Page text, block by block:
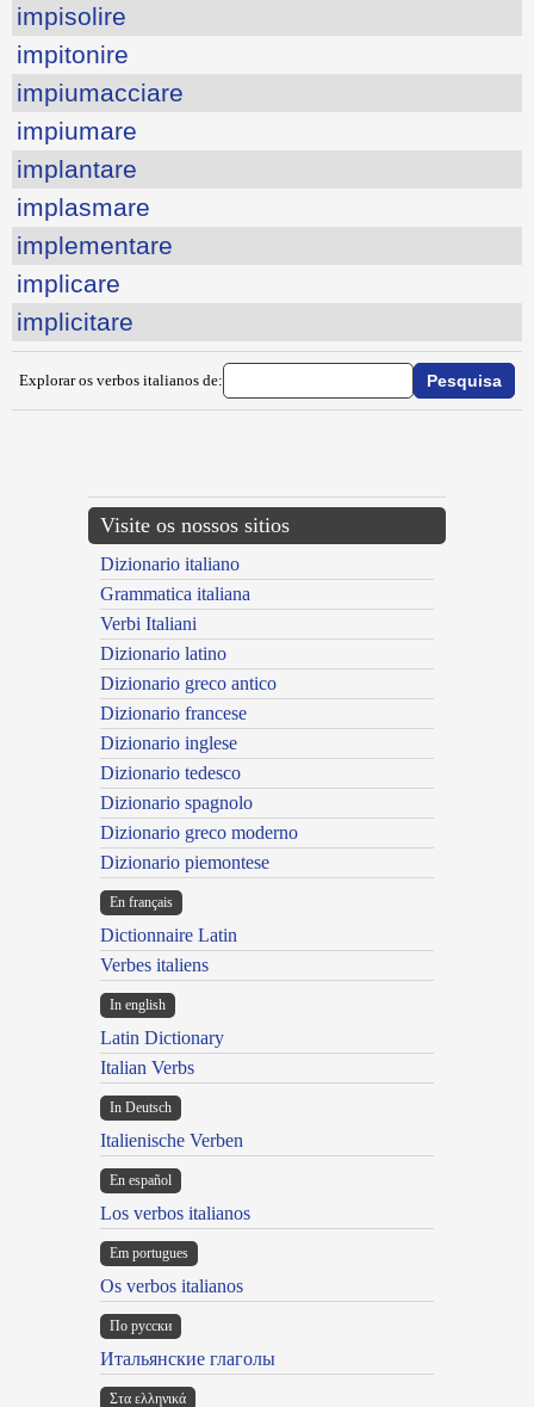
impisolire
impitonire
impiumacciare
impiumare
implantare
implasmare
implementare
implicare
implicitare
Explorar os verbos italianos de:
Visite os nossos sitios
Dizionario italiano
Grammatica italiana
Verbi Italiani
Dizionario latino
Dizionario greco antico
Dizionario francese
Dizionario inglese
Dizionario tedesco
Dizionario spagnolo
Dizionario greco moderno
Dizionario piemontese
En français
Dictionnaire Latin
Verbes italiens
In english
Latin Dictionary
Italian Verbs
In Deutsch
Italienische Verben
En español
Los verbos italianos
Em portugues
Os verbos italianos
По русски
Итальянские глаголы
Στα ελληνικά